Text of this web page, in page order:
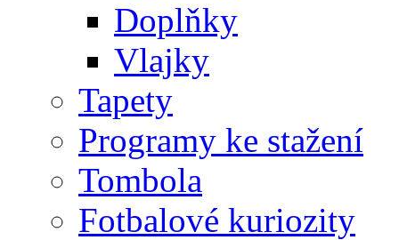
Doplňky
Vlajky
Tapety
Programy ke stažení
Tombola
Fotbalové kuriozity